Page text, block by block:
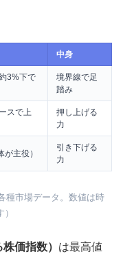
中身
3%下で
境界線で足
踏み
スで上
押し上げる
力
主役）
引き下げる
力
種市場データ。数値は時
価指数） は最高値